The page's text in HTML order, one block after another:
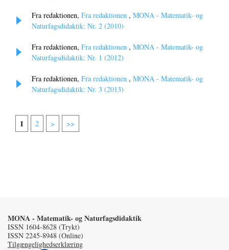
Fra redaktionen, Fra redaktionen , MONA - Matematik- og
Naturfagsdidaktik: Nr. 2 (2010)
Fra redaktionen, Fra redaktionen , MONA - Matematik- og
Naturfagsdidaktik: Nr. 1 (2012)
Fra redaktionen, Fra redaktionen , MONA - Matematik- og
Naturfagsdidaktik: Nr. 3 (2013)
1 2 > >>
MONA - Matematik- og Naturfagsdidaktik
ISSN 1604-8628 (Trykt)
ISSN 2245-8948 (Online)
Tilgængelighedserklæring